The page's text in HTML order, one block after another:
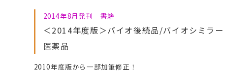
2014年8月発刊 書籍
＜2014年度版＞バイオ後続品/バイオシミラー
医薬品
2010年度版から一部加筆修正！